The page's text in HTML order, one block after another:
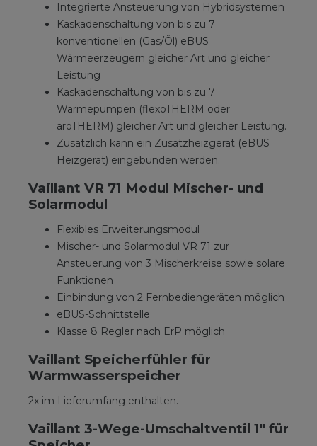
Integrierte Ansteuerung von Hybridsystemen
Kaskadenschaltung von bis zu 7
konventionellen (Gas/Öl) eBUS
Wärmeerzeugern gleicher Art und gleicher
Leistung
Kaskadenschaltung von bis zu 7
Wärmepumpen (flexoTHERM oder
aroTHERM) gleicher Art und gleicher Leistung.
Zusätzlich kann ein Zusatzheizgerät (eBUS
Heizgerät) eingebunden werden.
Vaillant VR 71 Modul Mischer- und
Solarmodul
Flexibles Erweiterungsmodul
Mischer- und Solarmodul VR 71 zur
Ansteuerung von 3 Mischerkreise sowie solare
Funktionen
Einbindung von 2 Fernbediengeräten möglich
eBUS-Schnittstelle
Klasse 8 Regler nach ErP möglich
Vaillant Speicherfühler für
Warmwasserspeicher
2x im Lieferumfang enthalten.
Vaillant 3-Wege-Umschaltventil 1" für